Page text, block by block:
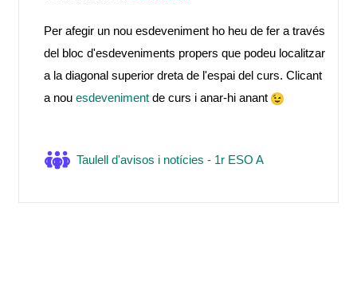
Per afegir un nou esdeveniment ho heu de fer a través
del bloc d'esdeveniments propers que podeu localitzar
a la diagonal superior dreta de l'espai del curs. Clicant
a nou esdeveniment de curs i anar-hi anant
Taulell d'avisos i notícies - 1r ESO A